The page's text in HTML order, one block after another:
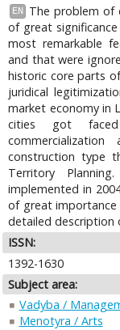
EN
The problem of
of great
most remarkable
and that were
historic core parts
juridical
market economy in
cities got
construction type
Territory
implemented in
of great importance
detailed description
ISSN:
1392-1630
Subject area:
Vadyba /
Menotyra / Arts